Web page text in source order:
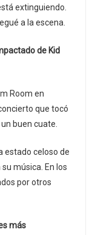
extinguiendo.
a la escena.
de Kid
Room en
que tocó
buen cuate.
estado celoso de
música. En los
por otros
más